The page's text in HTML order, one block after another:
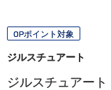
OPポイント対象
ジルスチュアート
ジルスチュアー